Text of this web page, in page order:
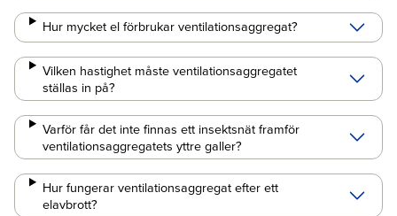
Hur mycket el förbrukar ventilationsaggregat?
Vilken hastighet måste ventilationsaggregatet
ställas in på?
Varför får det inte finnas ett insektsnät framför
ventilationsaggregatets yttre galler?
Hur fungerar ventilationsaggregat efter ett
elavbrott?